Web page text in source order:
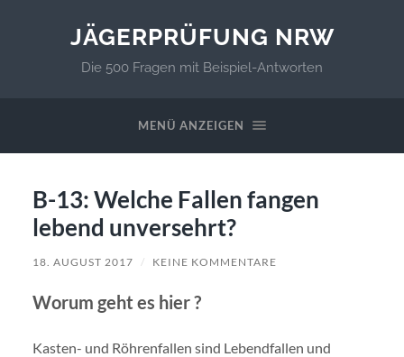
JÄGERPRÜFUNG NRW
Die 500 Fragen mit Beispiel-Antworten
MENÜ ANZEIGEN
B-13: Welche Fallen fangen
lebend unversehrt?
18. AUGUST 2017 / KEINE KOMMENTARE
Worum geht es hier ?
Kasten- und Röhrenfallen sind Lebendfallen und